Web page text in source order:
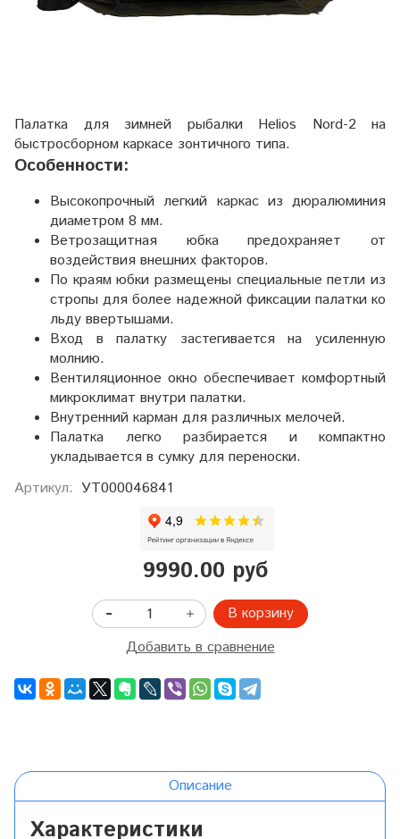
Палатка для зимней рыбалки Helios Nord-2 на
быстросборном каркасе зонтичного типа.
Особенности:
Высокопрочный легкий каркас из дюралюминия
диаметром 8 мм.
Ветрозащитная юбка предохраняет от
воздействия внешних факторов.
По краям юбки размещены специальные петли из
стропы для более надежной фиксации палатки ко
льду ввертышами.
Вход в палатку застегивается на усиленную
молнию.
Вентиляционное окно обеспечивает комфортный
микроклимат внутри палатки.
Внутренний карман для различных мелочей.
Палатка легко разбирается и компактно
укладывается в сумку для переноски.
Артикул: УТ000046841
9990.00 руб
В корзину
Добавить в сравнение
Описание
Характеристики